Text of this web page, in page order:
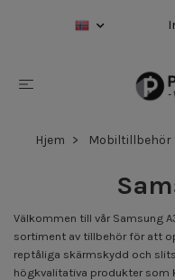
Hjem Mobiltillbehör
Välkommen till vår Samsung
sortiment av tillbehör för att
reptåliga skärmskydd och
högkvalitativa produkter som